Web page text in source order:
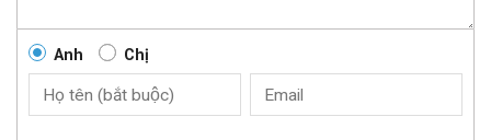
Anh Chị